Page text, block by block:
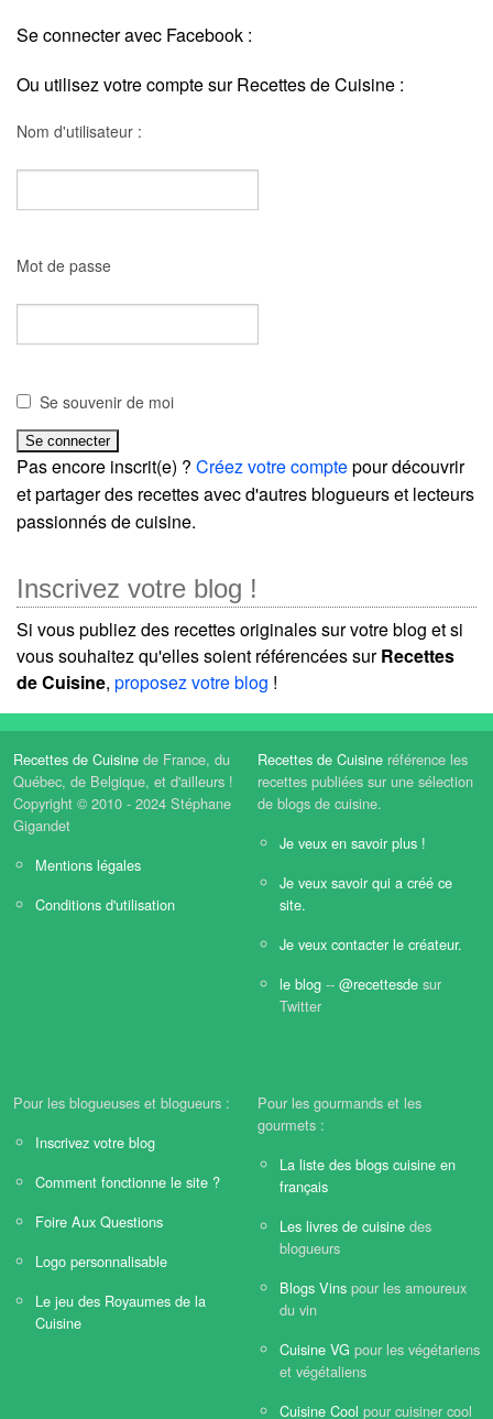
Se connecter avec Facebook :
Ou utilisez votre compte sur Recettes de Cuisine :
Nom d'utilisateur :
Mot de passe
Se souvenir de moi
Pas encore inscrit(e) ? Créez votre comptepour découvrir
et partager des recettes avec d'autres blogueurs et lecteurs
passionnés de cuisine.
Inscrivez votre blog !
Si vous publiez des recettes originales sur votre blog et si
vous souhaitez qu'elles soient référencées surRecettes
de Cuisine, proposez votre blog !
Recettes de Cuisine de France, du
Québec, de Belgique, et d'ailleurs !
Copyright © 2010 - 2024 Stéphane
Gigandet
Mentions légales
Conditions d'utilisation
Recettes de Cuisine référence les
recettes publiées sur une sélection
de blogs de cuisine.
Je veux en savoir plus !
Je veux savoir qui a créé ce
site.
Je veux contacter le créateur.
le blog -- @recettesde sur
Twitter
Pour les blogueuses et blogueurs :
Inscrivez votre blog
Comment fonctionne le site ?
Foire Aux Questions
Logo personnalisable
Le jeu des Royaumes de la
Cuisine
Pour les gourmands et les
gourmets :
La liste des blogs cuisine en
français
Les livres de cuisine des
blogueurs
Blogs Vins pour les amoureux
du vin
Cuisine VG pour les végétariens
et végétaliens
Cuisine Cool pour cuisiner cool